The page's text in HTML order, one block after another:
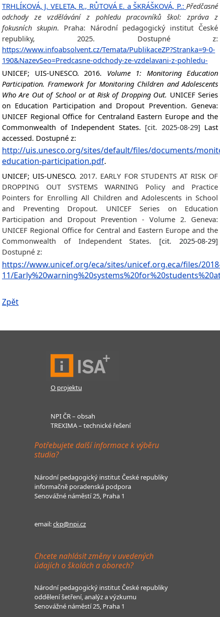
TRHLÍKOVÁ, J. VELETA, R., RŮTOVÁ E. a ŠKRÁŠKOVÁ, P.: Předčasné
odchody ze vzdělávání z pohledu pracovníků škol: zpráva z
fokusních skupin. Praha: Národní pedagogický institut České
republiky, 2025. Dostupné z:
https://www.infoabsolvent.cz/Temata/PublikaceZP?Stranka=9-0-
190&NazevSeo=Predcasne-odchody-ze-vzdelavani-z-pohledu-
UNICEF; UIS-UNESCO. 2016. Volume 1: Monitoring Education
Participation. Framework for Monitoring Children and Adolescents
Who Are Out of School or at Risk of Dropping Out. UNICEF Series
on Education Participation and Dropout Prevention. Geneva:
UNICEF Regional Office for Centraland Eastern Europe and the
Commonwealth of Independent States. [cit. 2025-08-29] Last
accessed. Dostupné z:
http://uis.unesco.org/sites/default/files/documents/
education-participation.pdf.
UNICEF; UIS-UNESCO.2017. EARLY FOR STUDENTS AT RISK OF
DROPPING OUT SYSTEMS WARNING Policy and Practice
Pointers for Enrolling All Children and Adolescents in School
and Preventing Dropout. UNICEF Series on Education
Participation and Dropout Prevention - Volume 2. Geneva:
UNICEF Regional Office for Central and Eastern Europe and the
Commonwealth of Independent States. [cit. 2025-08-29]
Dostupné z:
https://www.unicef.org/eca/sites/unicef.org.eca/files/
11/
Zpět
O projektu
NPI ČR – obsah
TREXIMA – technické řešení
Potřebujete další informace k výběru
studia?
Národní pedagogický institut České republiky
informačně poradenská podpora
Senovážné náměstí 25, Praha 1
email:ckp@npi.cz
Chcete nahlásit změny v uvedených
údajích o školách a oborech?
Národní pedagogický institut České republiky
oddělení šetření, analýz a výzkumu
Senovážné náměstí 25, Praha 1